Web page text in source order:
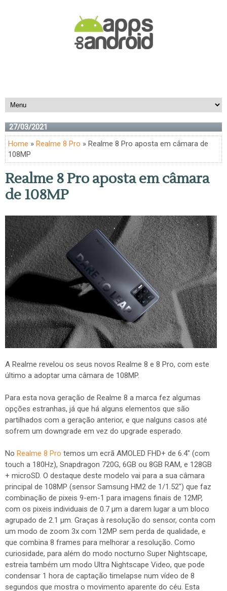
27/03/2021
Home » Realme 8 Pro » Realme 8 Pro aposta em câmara de
108MP
Realme 8 Pro aposta em câmara
de 108MP
A Realme revelou os seus novos Realme 8 e 8 Pro, com este
último a adoptar uma câmara de 108MP.
Para esta nova geração de Realme 8 a marca fez algumas
opções estranhas, já que há alguns elementos que são
partilhados com a geração anterior, e que nalguns casos até
sofrem um downgrade em vez do upgrade esperado.
No Realme 8 Pro temos um ecrã AMOLED FHD+ de 6.4" (com
touch a 180Hz), Snapdragon 720G, 6GB ou 8GB RAM, e 128GB
+ microSD. O destaque deste modelo vai para a sua câmara
principal de 108MP (sensor Samsung HM2 de 1/1.52") que faz
combinação de pixeis 9-em-1 para imagens finais de 12MP,
com os pixeis individuais de 0.7 µm a darem lugar a um bloco
agrupado de 2.1 µm. Graças à resolução do sensor, conta com
um modo de zoom 3x com 12MP sem perda de qualidade, e
que combina 8 frames para melhorar a resolução. Como
curiosidade, para além do modo nocturno Super Nightscape,
estreia também um modo Ultra Nightscape Video, que pode
condensar 1 hora de captação timelapse num vídeo de 8
segundos que mostra o movimento aparente do céu. Esta